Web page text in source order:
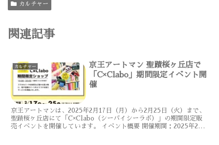
カルチャー
関連記事
カルチャー
京王アートマン 聖蹟桜ヶ丘店で
「C×Clabo」期間限定イベント開
催
京王アートマンは、2025年2月17日（月）から2月25日（火）まで、
聖蹟桜ヶ丘店にて「C×Clabo（シーバイシーラボ）」の期間限定販
売イベントを開催しています。 イベント概要 開催期間：2025年2月